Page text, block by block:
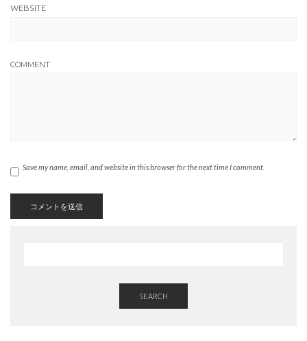
WEBSITE
COMMENT
Save my name, email, and website in this browser for the next time I comment.
SEARCH